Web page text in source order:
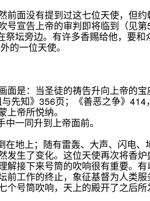
面没有提到过这七位天使，但约
宣告上帝的审判即将临到（见第
坛旁边。有许多香赐给他，要和
一位天使。
是：当圣徒的祷告升向上帝的
先知》356页；《善恶之争》
帝所悦纳。
一同升到上帝面前。
地上；随有雷轰、大声、闪电、
生了变化。这位天使再次将香炉
接下来号筒的吹响很有重要。有
工作的终止，象征基督为人类
个号筒吹响，天上的殿开了之后